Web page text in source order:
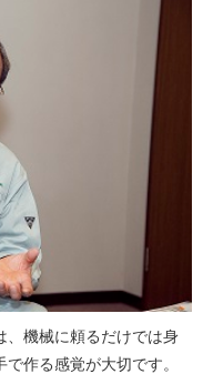
、機械に頼るだけでは身
作る感覚が大切です。